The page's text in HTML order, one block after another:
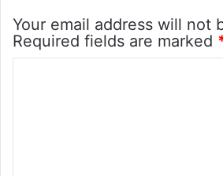
Your email address will not
Required fields are marked